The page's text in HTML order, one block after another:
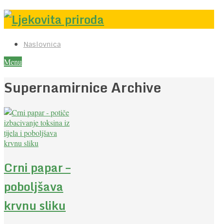
Naslovnica
Menu
Supernamirnice Archive
Crni papar –
poboljšava
krvnu sliku